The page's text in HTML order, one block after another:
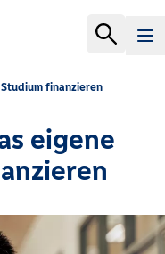
Studium finanzieren
eigene